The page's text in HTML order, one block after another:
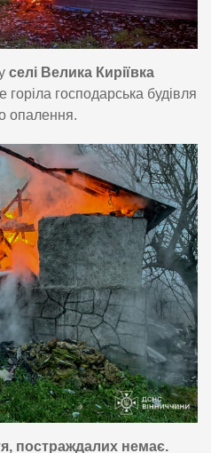
селі Велика Киріївка
горіла господарська будівля
опалення.
постраждалих немає.